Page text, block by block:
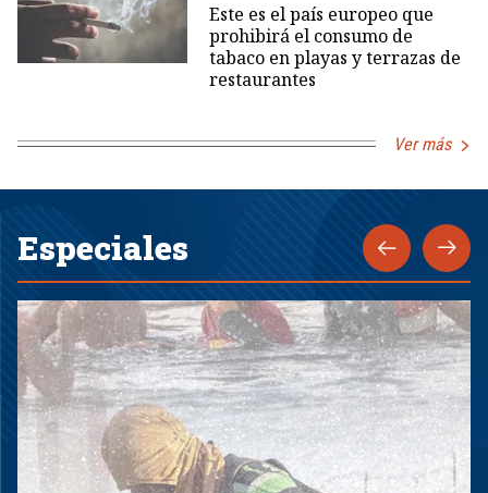
Este es el país europeo que
prohibirá el consumo de
tabaco en playas y terrazas de
restaurantes
Ver más
Especiales